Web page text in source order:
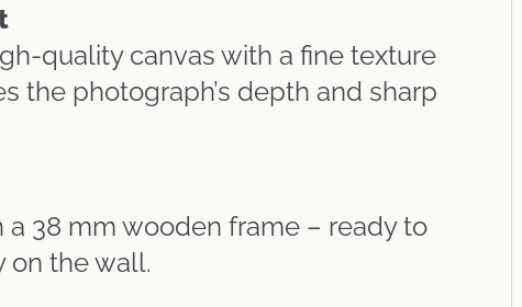
quality canvas with a fine texture
the photograph’s depth and sharp
a 38 mm wooden frame – ready to
on the wall.